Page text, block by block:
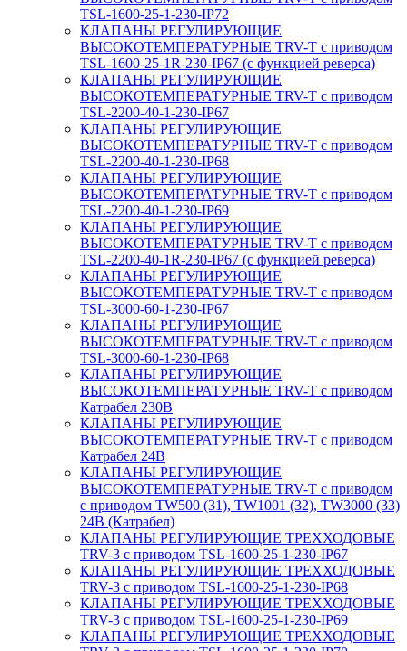
TSL-1600-25-1-230-IP72
КЛАПАНЫ РЕГУЛИРУЮЩИЕ
ВЫСОКОТЕМПЕРАТУРНЫЕ TRV-T с приводом
TSL-1600-25-1R-230-IP67 (с функцией реверса)
КЛАПАНЫ РЕГУЛИРУЮЩИЕ
ВЫСОКОТЕМПЕРАТУРНЫЕ TRV-T с приводом
TSL-2200-40-1-230-IP67
КЛАПАНЫ РЕГУЛИРУЮЩИЕ
ВЫСОКОТЕМПЕРАТУРНЫЕ TRV-T с приводом
TSL-2200-40-1-230-IP68
КЛАПАНЫ РЕГУЛИРУЮЩИЕ
ВЫСОКОТЕМПЕРАТУРНЫЕ TRV-T с приводом
TSL-2200-40-1-230-IP69
КЛАПАНЫ РЕГУЛИРУЮЩИЕ
ВЫСОКОТЕМПЕРАТУРНЫЕ TRV-T с приводом
TSL-2200-40-1R-230-IP67 (с функцией реверса)
КЛАПАНЫ РЕГУЛИРУЮЩИЕ
ВЫСОКОТЕМПЕРАТУРНЫЕ TRV-T с приводом
TSL-3000-60-1-230-IP67
КЛАПАНЫ РЕГУЛИРУЮЩИЕ
ВЫСОКОТЕМПЕРАТУРНЫЕ TRV-T с приводом
TSL-3000-60-1-230-IP68
КЛАПАНЫ РЕГУЛИРУЮЩИЕ
ВЫСОКОТЕМПЕРАТУРНЫЕ TRV-T с приводом
Катрабел 230В
КЛАПАНЫ РЕГУЛИРУЮЩИЕ
ВЫСОКОТЕМПЕРАТУРНЫЕ TRV-T с приводом
Катрабел 24В
КЛАПАНЫ РЕГУЛИРУЮЩИЕ
ВЫСОКОТЕМПЕРАТУРНЫЕ TRV-T с приводом
с приводом TW500 (31), TW1001 (32), TW3000 (33)
24В (Катрабел)
КЛАПАНЫ РЕГУЛИРУЮЩИЕ ТРЕХХОДОВЫЕ
TRV-3 с приводом TSL-1600-25-1-230-IP67
КЛАПАНЫ РЕГУЛИРУЮЩИЕ ТРЕХХОДОВЫЕ
TRV-3 с приводом TSL-1600-25-1-230-IP68
КЛАПАНЫ РЕГУЛИРУЮЩИЕ ТРЕХХОДОВЫЕ
TRV-3 с приводом TSL-1600-25-1-230-IP69
КЛАПАНЫ РЕГУЛИРУЮЩИЕ ТРЕХХОДОВЫЕ